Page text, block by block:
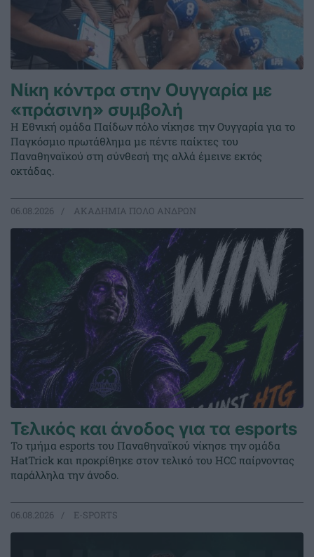
Νίκη κόντρα στην Ουγγαρία με
«πράσινη» συμβολή
Η Εθνική ομάδα Παίδων πόλο νίκησε την Ουγγαρία για το
Παγκόσμιο πρωτάθλημα με πέντε παίκτες του
Παναθηναϊκού στη σύνθεσή της αλλά έμεινε εκτός
οκτάδας.
06.08.2026 ΑΚΑΔΗΜΙΑ ΠΟΛΟ ΑΝΔΡΩΝ
Τελικός και άνοδος για τα esports
Το τμήμα esports του Παναθηναϊκού νίκησε την ομάδα
HatTrick και προκρίθηκε στον τελικό του HCC παίρνοντας
παράλληλα την άνοδο.
06.08.2026 E-SPORTS